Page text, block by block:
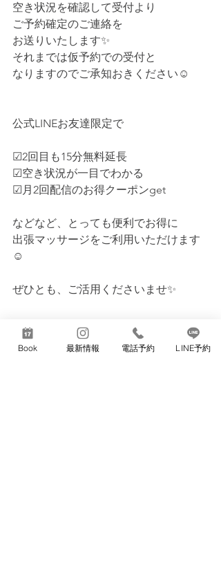
空き状況を確認して受付より
ご予約確定のご連絡を
お送りいたします✨
それまでは仮予約での受付と
なりますのでご承知おきください☺
公式LINEお友達限定で
☑2回目も15分無料延長
☑空き状況が一目でわかる
☑月2回配信のお得クーポンget
などなど、とっても便利でお得に
出張マッサージをご利用いただけます
☺
ぜひとも、ご活用くださいませ✨
まだお友達でない方は
下記をクリックしましょう🎶
Book 最新情報 電話予約 LINE予約